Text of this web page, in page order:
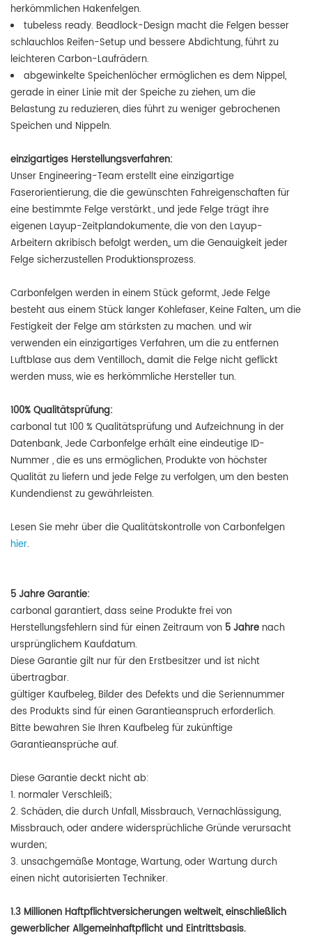
herkömmlichen Hakenfelgen.
tubeless ready. Beadlock-Design macht die Felgen besser
schlauchlos Reifen-Setup und bessere Abdichtung, führt zu
leichteren Carbon-Laufrädern.
abgewinkelte Speichenlöcher ermöglichen es dem Nippel,
gerade in einer Linie mit der Speiche zu ziehen, um die
Belastung zu reduzieren, dies führt zu weniger gebrochenen
Speichen und Nippeln.
einzigartiges Herstellungsverfahren:
Unser Engineering-Team erstellt eine einzigartige
Faserorientierung, die die gewünschten Fahreigenschaften für
eine bestimmte Felge verstärkt., und jede Felge trägt ihre
eigenen Layup-Zeitplandokumente, die von den Layup-
Arbeitern akribisch befolgt werden,, um die Genauigkeit jeder
Felge sicherzustellen Produktionsprozess.
Carbonfelgen werden in einem Stück geformt, Jede Felge
besteht aus einem Stück langer Kohlefaser, Keine Falten,, um die
Festigkeit der Felge am stärksten zu machen. und wir
verwenden ein einzigartiges Verfahren, um die zu entfernen
Luftblase aus dem Ventilloch,, damit die Felge nicht geflickt
werden muss, wie es herkömmliche Hersteller tun.
100% Qualitätsprüfung:
carbonal tut100 % Qualitätsprüfung und Aufzeichnung in der
Datenbank, Jede Carbonfelge erhält eine eindeutige ID-
Nummer, die es uns ermöglichen, Produkte von höchster
Qualität zu liefern und jede Felge zu verfolgen, um den besten
Kundendienst zu gewährleisten.
Lesen Sie mehr über die Qualitätskontrolle von Carbonfelgen
hier.
5 Jahre Garantie:
carbonal garantiert, dass seine Produkte frei von
Herstellungsfehlern sind für einen Zeitraum von 5 Jahre nach
ursprünglichem Kaufdatum.
Diese Garantie gilt nur für den Erstbesitzer und ist nicht
übertragbar.
gültiger Kaufbeleg, Bilder des Defekts und die Seriennummer
des Produkts sind für einen Garantieanspruch erforderlich.
Bitte bewahren Sie Ihren Kaufbeleg für zukünftige
Garantieansprüche auf.
Diese Garantie deckt nicht ab:
1. normaler Verschleiß;
2. Schäden, die durch Unfall, Missbrauch, Vernachlässigung,
Missbrauch, oder andere widersprüchliche Gründe verursacht
wurden;
3. unsachgemäße Montage, Wartung, oder Wartung durch
einen nicht autorisierten Techniker.
1.3 Millionen Haftpflichtversicherungen weltweit, einschließlich
gewerblicher Allgemeinhaftpflicht und Eintrittsbasis.